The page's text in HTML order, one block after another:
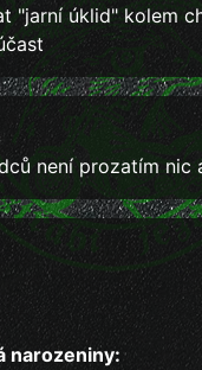
není prozatím nic
"jarní úklid" kolem
narozeniny: